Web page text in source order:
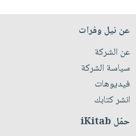
عن نيل وفرات
عن الشركة
سياسة الشركة
فيديوهات
انشر كتابك
حمّل iKitab